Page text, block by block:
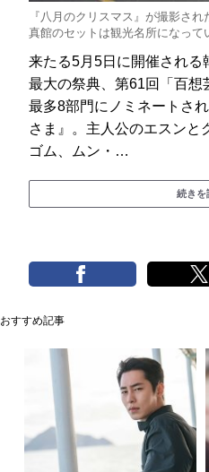
『八月のクリスマス』が撮影さ
真館のセットは観光名所になって
来たる5月5日に開催される
最大の祭典、第61回「百想
最多8部門にノミネートさ
さま』。主人公のエスンと
ゴム、ムン・…
続きを
おすすめ記事